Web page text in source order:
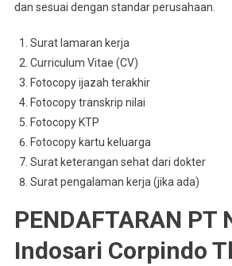
dan sesuai dengan standar perusahaan.
Surat lamaran kerja
Curriculum Vitae (CV)
Fotocopy ijazah terakhir
Fotocopy transkrip nilai
Fotocopy KTP
Fotocopy kartu keluarga
Surat keterangan sehat dari dokter
Surat pengalaman kerja (jika ada)
PENDAFTARAN PT
Indosari Corpindo